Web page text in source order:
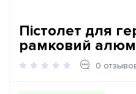
Пістолет для
рамковий
0